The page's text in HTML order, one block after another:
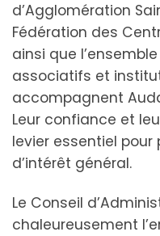
d’Agglomération
Fédération des
ainsi que
associatifs et
accompagnent
Leur confiance et
levier essentiel pour
d’intérêt général.
Le Conseil
chaleureusement